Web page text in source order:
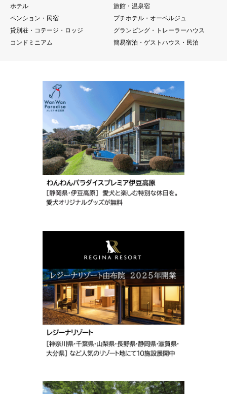
ホテル
旅館・温泉宿
ペンション・民宿
プチホテル・オーベルジュ
貸別荘・コテージ・ロッジ
グランピング・トレーラーハウス
コンドミニアム
簡易宿泊・ゲストハウス・民泊